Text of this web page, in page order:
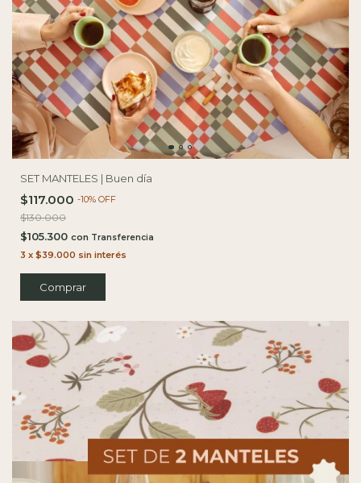
SET MANTELES | Buen día
$117.000 -10% OFF
$130.000
$105.300 con
3 x $39.000 sin interés
Comprar